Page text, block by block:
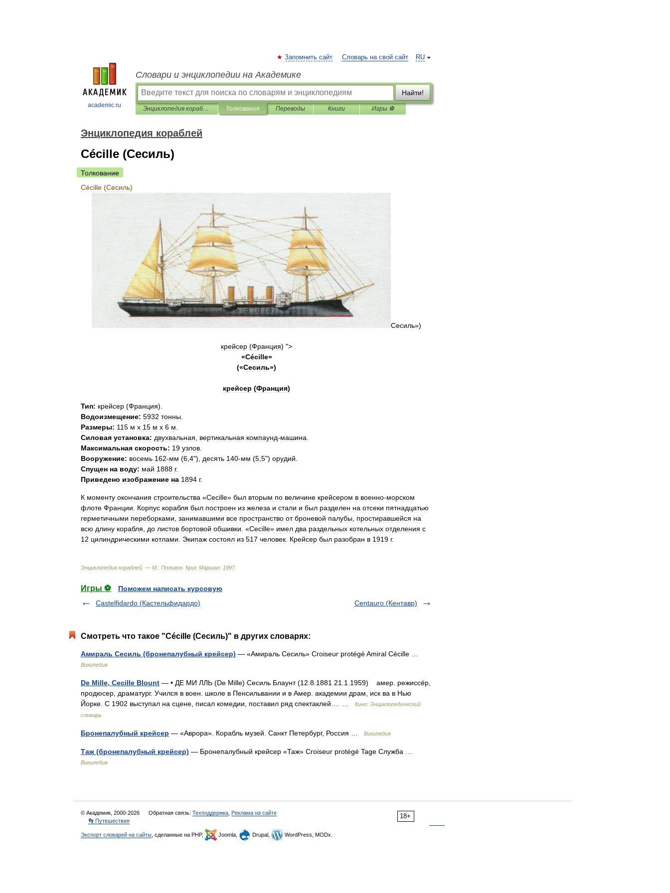
academic.ru
RU
Запомнить сайт Словарь на свой сайт
Словари и энциклопедии на Академике
Найти!
Энциклопедия кораблей Толкования Переводы Книги Игры ⚽
Энциклопедия кораблей
Cécille (Сесиль)
Толкование
Cécille (Сесиль)
Сесиль»)
крейсер (Франция) ">
«Cécille»
(«Сесиль»)
крейсер (Франция)
Тип: крейсер (Франция).
Водоизмещение: 5932 тонны
Размеры: 115 м х 15 м х 6 м
Силовая установка: двухвальная вертикальная компаунд-машина
Максимальная скорость: 19 узлов
Вооружение: восемь 162-мм (6 4"), десять 140-мм (5 5") орудий
Спущен на воду: май 1888 г.
Приведено изображение на 1894 г.
К моменту окончания строительства «Cecille» был вторым по величине крейсером в военно-морском
флоте Франции Корпус корабля был построен из железа и стали и был разделен на отсеки пятнадцатью
герметичными переборками занимавшими все пространство от броневой палубы простиравшейся на
всю длину корабля до листов бортовой обшивки . «Cecille» имел два раздельных котельных отделения с
12 цилиндрическими котлами Экипаж состоял из 517 человек Крейсер был разобран в 1919 г.
Энциклопедия кораблей . — М : Полигон Крис Маршал 1997.
Игры ⚽
Поможем написать курсовую
Castelfidardo (Кастельфидардо)
Centauro (Кентавр)
Смотреть что такое "Cécille (Сесиль)" в других словарях:
Амираль Сесиль (бронепалубный крейсер) — «Амираль Сесиль» Croiseur protégé Amiral Cécille …
Википедия
De Mille, Cecille Blount — • ДЕ МИ ЛЛЬ (De Mille) Сесиль Блаунт (12.8.1881 21.1.1959) амер. режиссёр,
продюсер, драматург. Учился в воен. школе в Пенсильвании и в Амер. академии драм, иск ва в Нью
Йорке. С 1902 выступал на сцене, писал комедии, поставил ряд спектаклей.… …
Кино: Энциклопедический
словарь
Бронепалубный крейсер — «Аврора». Корабль музей. Санкт Петербург, Россия … Википедия
Таж (бронепалубный крейсер) — Бронепалубный крейсер «Таж» Croiseur protégé Tage Служба …
Википедия
18+
© Академик, 2000-2026 Обратная связь: Техподдержка Реклама на сайте
👣 Путешествия
Экспорт словарей на сайты , сделанные на PHP, Joomla, Drupal, WordPress, MODx.